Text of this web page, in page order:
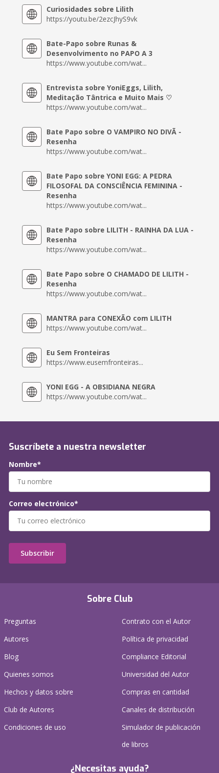
Curiosidades sobre Lilith
https://youtu.be/2ezcJhyS9vk
Bate-Papo sobre Runas &
Desenvolvimento no PAPO A 3
https://www.youtube.com/wat...
Entrevista sobre YoniEggs, Lilith,
Meditação Tântrica e Muito Mais ♡
https://www.youtube.com/wat...
Bate Papo sobre O VAMPIRO NO DIVÃ -
Resenha
https://www.youtube.com/wat...
Bate Papo sobre YONI EGG: A PEDRA
FILOSOFAL DA CONSCIÊNCIA FEMININA -
Resenha
https://www.youtube.com/wat...
Bate Papo sobre LILITH - RAINHA DA LUA -
Resenha
https://www.youtube.com/wat...
Bate Papo sobre O CHAMADO DE LILITH -
Resenha
https://www.youtube.com/wat...
MANTRA para CONEXÃO com LILITH
https://www.youtube.com/wat...
Eu Sem Fronteiras
https://www.eusemfronteiras...
YONI EGG - A OBSIDIANA NEGRA
https://www.youtube.com/wat...
Sobre Club
Preguntas
Autores
Blog
Quienes somos
Hechos y datos sobre
Club de Autores
Condiciones de uso
Contrato con el Autor
Política de privacidad
Compliance Editorial
Universidad del Autor
Compras en cantidad
Canales de distribución
Simulador de publicación
de libros
¿Necesitas ayuda?
Suscríbete a nuestra newsletter
Nombre*
Correo electrónico*
Subscribir